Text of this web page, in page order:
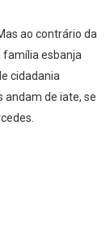
ao contrário da
família esbanja
cidadania
andam de iate, se